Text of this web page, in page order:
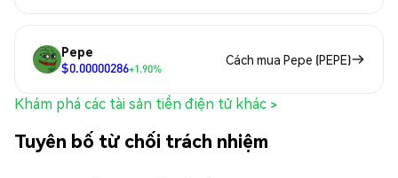
Pepe
$0.00000286+1.90%
Cách mua Pepe (PEPE)
Khám phá các tài sản tiền điện tử khác >
Tuyên bố từ chối trách nhiệm